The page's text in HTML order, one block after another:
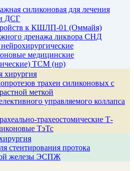
силиконовая для лечения
ДСГ
к КШЛП-01 (Оммайя)
дренажа ликвора СНД
медицинские
ТСМ (нр)
хирургия
трахеи силиконовых с
меткой
управляемого коллапса
трахеостомические Т-
ТэТс
стентирования протока
железы ЭСПЖ